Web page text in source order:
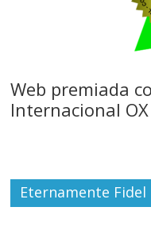
Web premiada
Internacional
Eternamente Fidel